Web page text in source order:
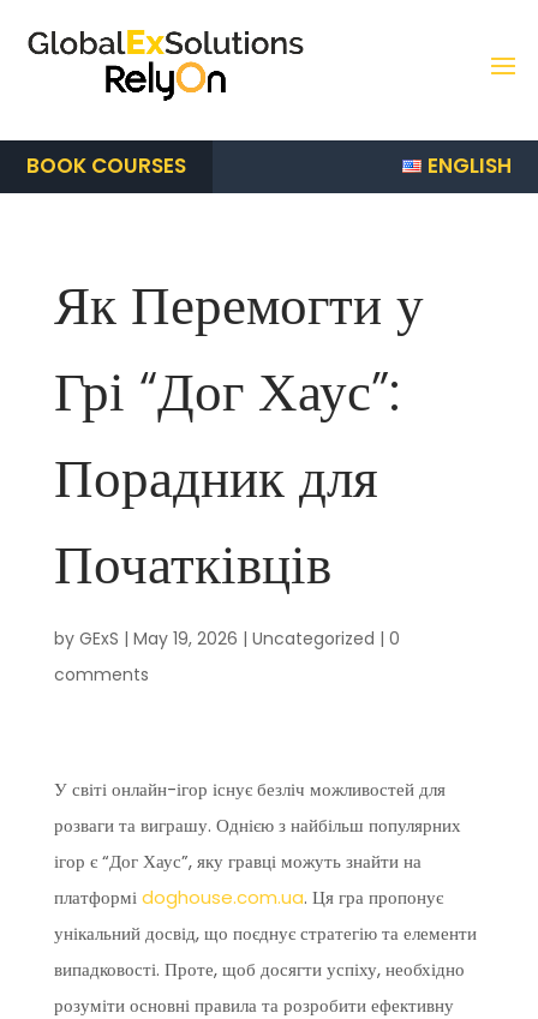
BOOK COURSES ENGLISH
Як Перемогти у
Грі “Дог Хаус”:
Порадник для
Початківців
by GExS | May 19, 2026 | Uncategorized | 0
comments
У світі онлайн-ігор існує безліч можливостей для
розваги та виграшу. Однією з найбільш популярних
ігор є “Дог Хаус”, яку гравці можуть знайти на
платформіdoghouse.com.ua. Ця гра пропонує
унікальний досвід, що поєднує стратегію та елементи
випадковості. Проте, щоб досягти успіху, необхідно
розуміти основні правила та розробити ефективну